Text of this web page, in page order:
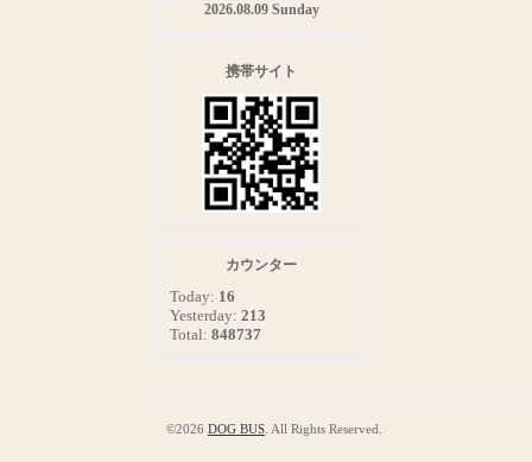
2026.08.09 Sunday
携帯サイト
カウンター
Today: 16
Yesterday: 213
Total: 848737
©2026 DOG BUS . All Rights Reserved.